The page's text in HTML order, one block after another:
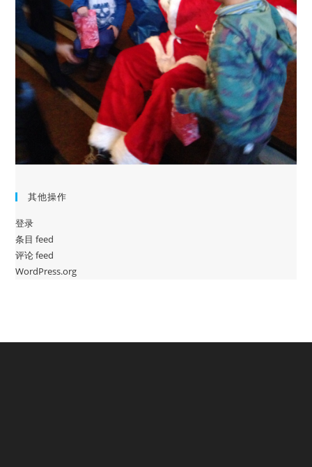
其他操作
登录
条目 feed
评论 feed
WordPress.org